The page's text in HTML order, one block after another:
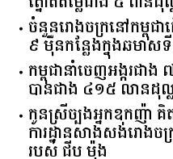
ចំនួន​រោងចក្រ​នៅ​កម្ពុជា​ក
៩​ ​ម៉ឺន​កន្លែង​ក្នុង​ឆមាស​
កម្ពុជានាំចេញអង្ករជ
បានជាង ៤១៥ លានដុល្ល
កូនស្រីច្បងអ្នកឧកញ៉ា គិ
ការដ្ឋានសាងសង់រោងច
របស់ ជីប ម៉ុង